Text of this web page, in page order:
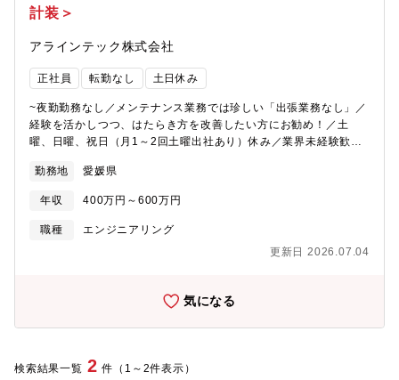
計装＞
アラインテック株式会社
正社員 転勤なし 土日休み
~夜勤勤務なし／メンテナンス業務では珍しい「出張業務なし」／
経験を活かしつつ、はたらき方を改善したい方にお勧め！／土
曜、日曜、祝日（月1～2回土曜出社あり）休み／業界未経験歓迎~
保全・仕上業務を行っていただきます。（産業機械のメンテナン
ス全般）■業務内容：石油・化学のプラント内で、主に計装機器
（液面計、圧力計、温度計）等の点検、整備、交換などのメンテ
ナンス作業をして頂きます。他にも電線配管・導圧配管などの制
置や、架台制作などを行って頂きます。■キャリアプラン：出張業
す。メンテナンス職から入社された方のキャリアプランは下記と
なります。メンテナンス職→プラント施工管理職(出張なし)→事業
所所長成果を評価に反映させているため、実績を積むことで早く
方もいらっしゃいます。■同社の特徴：同社は1950年戦後復興を
勤務地 愛媛県
年収 400万円～600万円
職種
エンジニアリング
更新日 2026.07.04
気になる
検索結果一覧 2 件（1～2件表示）